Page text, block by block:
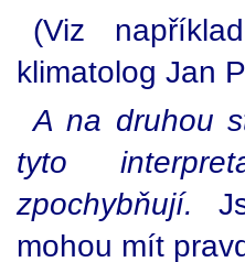
(Viz
klimatolog Jan
A na druhou
tyto
zpochybňují.
mohou mít